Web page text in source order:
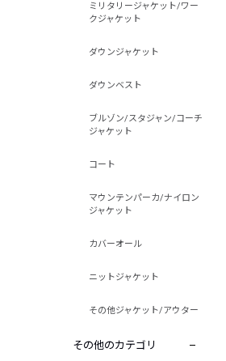
ミリタリージャケット/ワー
クジャケット
ダウンジャケット
ダウンベスト
ブルゾン/スタジャン/コーチ
ジャケット
コート
マウンテンパーカ/ナイロン
ジャケット
カバーオール
ニットジャケット
その他ジャケット/アウター
その他のカテゴリ
別注限定 フード付き チェックシャツジャケット